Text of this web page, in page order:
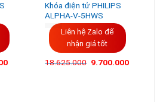
Giá
Khóa điện tử PHILIPS
ALPHA-V-5HWS
Liên hệ Zalo để
nhận giá tốt
18.625.000 9.700.000